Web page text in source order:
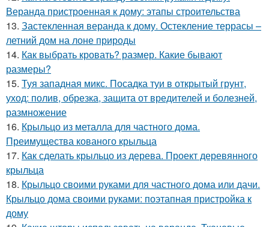
Веранда пристроенная к дому: этапы строительства
13. Застекленная веранда к дому. Остекление террасы –
летний дом на лоне природы
14. Как выбрать кровать? размер. Какие бывают
размеры?
15. Туя западная микс. Посадка туи в открытый грунт,
уход: полив, обрезка, защита от вредителей и болезней,
размножение
16. Крыльцо из металла для частного дома.
Преимущества кованого крыльца
17. Как сделать крыльцо из дерева. Проект деревянного
крыльца
18. Крыльцо своими руками для частного дома или дачи.
Крыльцо дома своими руками: поэтапная пристройка к
дому